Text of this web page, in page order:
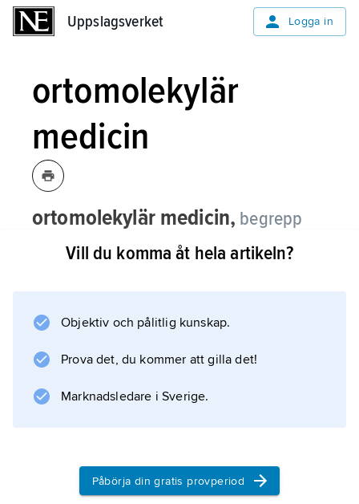
Uppslagsverket Logga in
ortomolekylär
medicin
ortomolekylär medicin, begrepp
skapat av den amerikanske kemisten
och Nobelpristagaren Linus Pauling,
hypoteser om hur kroppens biokemi
och därmed hälsotillståndet skulle
kunna optimeras genom vissa
dagsbehovet. Han ansåg sig kunna visa
Vill du komma åt hela artikeln?
Objektiv och pålitlig kunskap.
Prova det, du kommer att gilla det!
Marknadsledare i Sverige.
Påbörja din gratis provperiod